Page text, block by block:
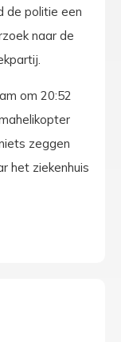
de politie een
naar de
om 20:52
zeggen
het ziekenhuis